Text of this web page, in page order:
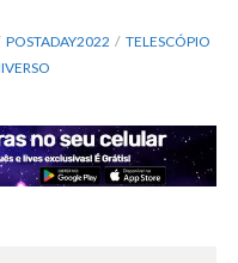
POSTADAY2022
TELESCÓPIO